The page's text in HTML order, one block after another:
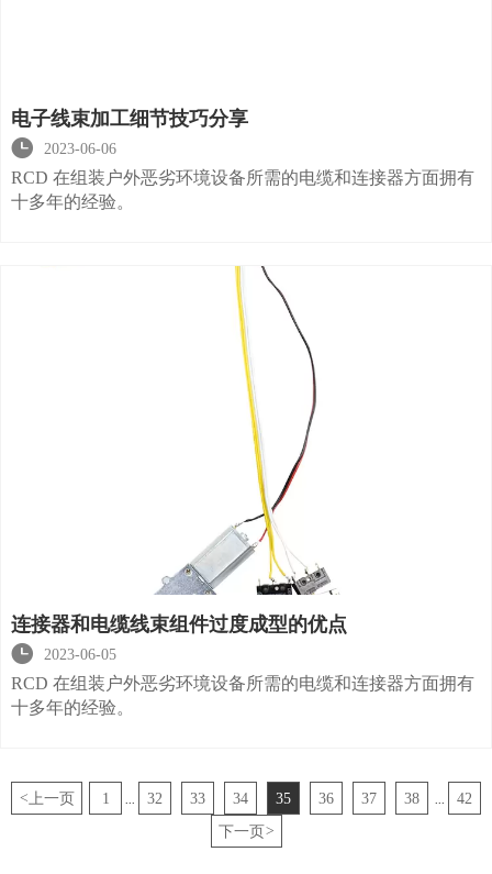
电子线束加工细节技巧分享

2023-06-06
RCD 在组装户外恶劣环境设备所需的电缆和连接器方面拥有
十多年的经验。
连接器和电缆线束组件过度成型的优点

2023-06-05
RCD 在组装户外恶劣环境设备所需的电缆和连接器方面拥有
十多年的经验。
< 上一页 1 32 33 34 35 36 37 38
42
下一页>